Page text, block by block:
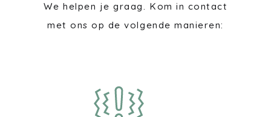
We helpen je graag. Kom in contact
met ons op de volgende manieren: